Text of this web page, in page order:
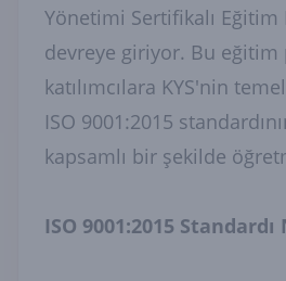
Yönetimi Sertifikalı Eğitim
devreye giriyor. Bu eğitim
katılımcılara KYS'nin
ISO 9001:2015
kapsamlı bir şekilde
ISO 9001:2015 Standardı